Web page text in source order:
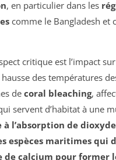
, en particulier dans les
comme le Bangladesh et
critique est l’impact
des températures
de coral bleaching,
servent d’habitat à une
à l’absorption de
espèces maritimes qui
de calcium pour former